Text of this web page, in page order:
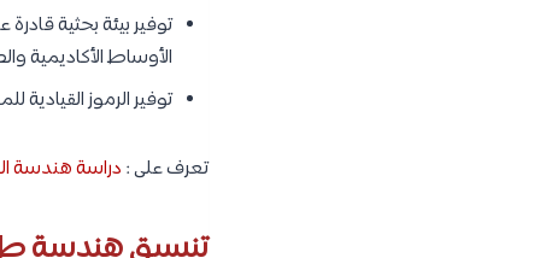
توفير بيئة بحثية
الأوساط الأكاديمية
توفير الرموز
تعرف على : دراسة هندسة